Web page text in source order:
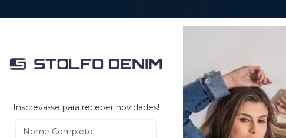
MASCULINO FEMININO ULTIMAS PEÇAS
TROCAS E DEVOLUÇÕES
Inscreva-se para receber novidades!